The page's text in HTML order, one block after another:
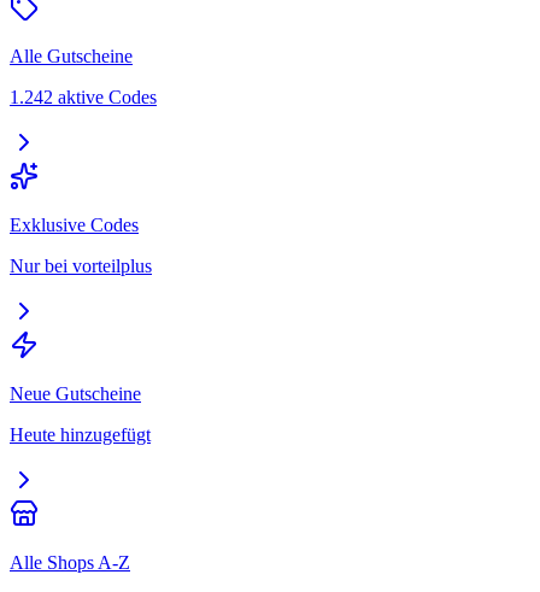
Alle Gutscheine
1.242 aktive Codes
Exklusive Codes
Nur bei vorteilplus
Neue Gutscheine
Heute hinzugefügt
Alle Shops A-Z